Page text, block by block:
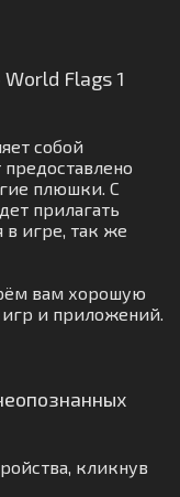
Flags 1
собой
плюшки. С
прилагать
игре, так же
вам хорошую
и приложений.
кликнув